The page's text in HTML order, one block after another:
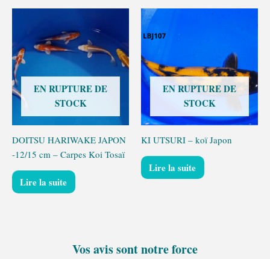
EN RUPTURE DE
STOCK
DOITSU HARIWAKE JAPON
-12/15 cm – Carpes Koi Tosaï
Lire la suite
EN RUPTURE DE
STOCK
KI UTSURI – koï Japon
Lire la suite
Vos avis sont notre force